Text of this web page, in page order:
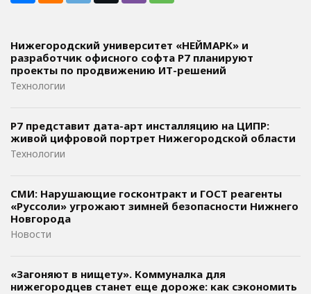
Нижегородский университет «НЕЙМАРК» и
разработчик офисного софта P7 планируют
проекты по продвижению ИТ-решений
Технологии
Р7 представит дата-арт инсталляцию на ЦИПР:
живой цифровой портрет Нижегородской области
Технологии
СМИ: Нарушающие госконтракт и ГОСТ реагенты
«Руссоли» угрожают зимней безопасности Нижнего
Новгорода
Новости
«Загоняют в нищету». Коммуналка для
нижегородцев станет еще дороже: как сэкономить